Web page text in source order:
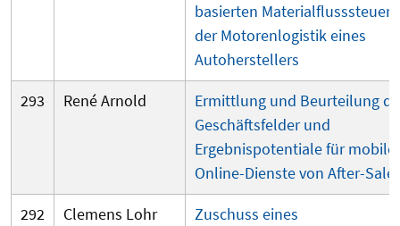
basierten
der Motorenlogistik eines
Autoherstellers
293
René Arnold
Ermittlung und Beurteilung
Geschäftsfelder und
Ergebnispotentiale für mobile
Online-Dienste von After-
292
Clemens Lohr
Zuschuss eines